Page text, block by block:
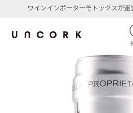
ワインインポーターモトックスが